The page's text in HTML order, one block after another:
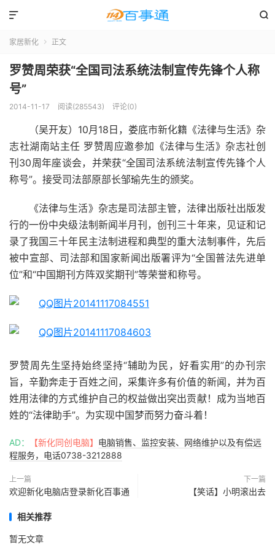


家居新化  正文
罗赞周荣获“全国司法系统法制宣传先锋个人称
号”
2014-11-17 阅读(285543) 评论(0)
（吴开友）10月18日，娄底市新化籍《法律与生活》杂
志社湖南站主任 罗赞周应邀参加《法律与生活》杂志社创
刊30周年座谈会，并荣获“全国司法系统法制宣传先锋个人
称号”。接受司法部原部长邹瑜先生的颁奖。
《法律与生活》杂志是司法部主管，法律出版社出版发
行的一份中央级法制新闻半月刊，创刊三十年来，见证和记
录了我国三十年民主法制进程和典型的重大法制事件，先后
被中宣部、司法部和国家新闻出版署评为“全国普法先进单
位”和“中国期刊方阵双奖期刊”等荣誉和称号。
罗赞周先生坚持始终坚持“辅助为民，好看实用”的办刊宗
旨，辛勤奔走于百姓之间，采集许多有价值的新闻，并为百
姓用法律的方式维护自己的权益做出突出贡献！成为当地百
姓的“法律助手”。为实现中国梦而努力奋斗着！
AD： 【新化同创电脑】 电脑销售、监控安装、网络维护以及有偿远
程服务，电话0738-3212888
上一篇
欢迎新化电脑店登录新化百事通
下一篇
【笑话】小明滚出去
相关推荐
暂无文章